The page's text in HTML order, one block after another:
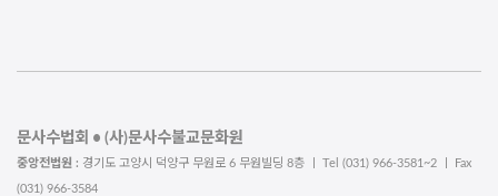
문사수법회 • (사)문사수불교문화원
중앙전법원 : 경기도 고양시 덕양구 무원로 6 무원빌딩 8층 ㅣ Tel (031) 966-3581~2 ㅣ Fax
(031) 966-3584